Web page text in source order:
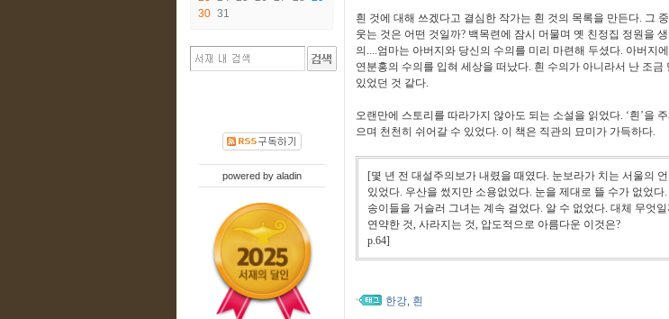
30 31
powered by aladin
흰 것에 대해 쓰겠다고 결심한 작가는 흰 것의 목록을 만든다. 그 중
웃는 것은 어떤 것일까? 백목련에 잠시 머물며 옛 친정집 정원을
의 ....엄마는 아버지와 당신의 수의를 미리 마련해 두셨다. 아버지
연분홍의 수의를 입혀 세상을 떠났다. 흰 수의가 아니라서 난 조금
있었던 것 같다.
오랜만에 스토리를 따라가지 않아도 되는 소설을 읽었다. ‘흰 ’을
으며 천천히 쉬어갈 수 있었다. 이 책은 직관의 묘미가 가득하다.
[몇 년 전 대설주의보가 내렸을 때였다. 눈보라가 치는 서울의
있었다. 우산을 썼지만 소용없었다. 눈을 제대로 뜰 수가 없었다.
송이들을 거슬러 그녀는 계속 걸었다. 알 수 없었다. 대체 무엇
연약한 것, 사라지는 것, 압도적으로 아름다운 이것은?
p.64]
한강, 흰